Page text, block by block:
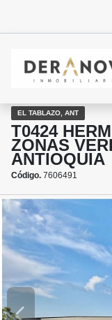
EL TABLAZO, ANT
T0424
ZONAS
ANTIOQUIA
Código. 7606491